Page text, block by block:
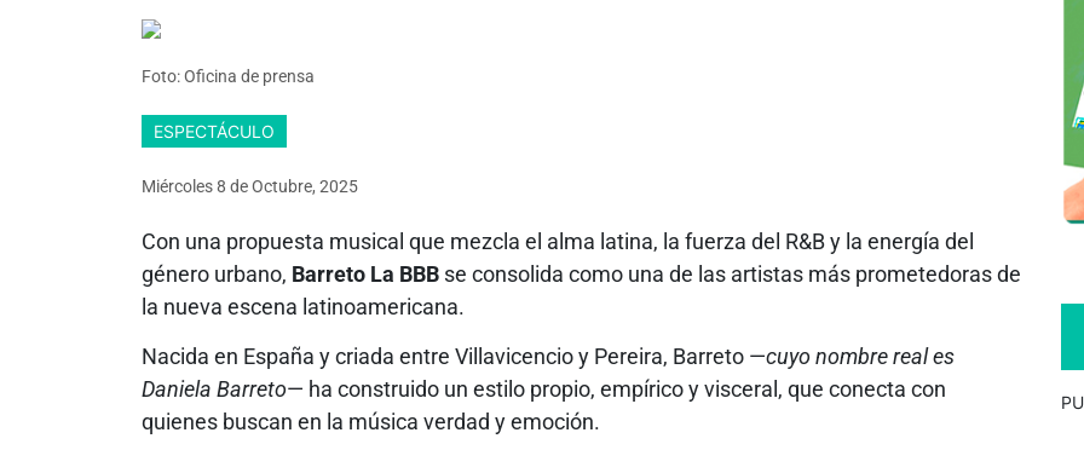
Foto: Oficina de prensa
ESPECTÁCULO
Miércoles 8 deOctubre, 2025
Con una propuesta musical que mezcla el alma latina, la fuerza del R&B y la energía del
género urbano, Barreto La BBB se consolida como una de las artistas más prometedoras de
la nueva escena latinoamericana.
Nacida en España y criada entre Villavicencio y Pereira, Barreto —cuyo nombre real es
Daniela Barreto— ha construido un estilo propio, empírico y visceral, que conecta con
quienes buscan en la música verdad y emoción.